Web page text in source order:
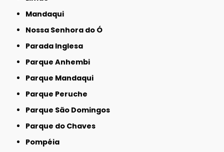
Mandaqui
Nossa Senhora do Ó
Parada Inglesa
Parque Anhembi
Parque Mandaqui
Parque Peruche
Parque São Domingos
Parque do Chaves
Pompéia